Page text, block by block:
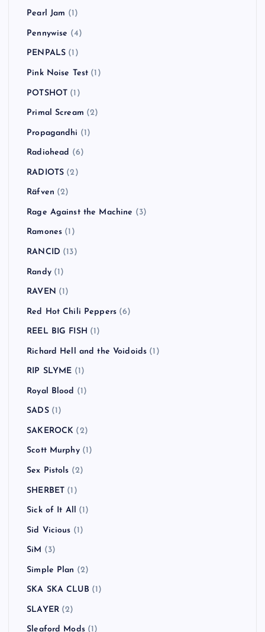
Pearl Jam (1)
Pennywise (4)
PENPALS (1)
Pink Noise Test (1)
POTSHOT (1)
Primal Scream (2)
Propagandhi (1)
Radiohead (6)
RADIOTS (2)
Räfven (2)
Rage Against the Machine (3)
Ramones (1)
RANCID (13)
Randy(1)
RAVEN (1)
Red Hot Chili Peppers (6)
REEL BIG FISH (1)
Richard Hell and the Voidoids (1)
RIP SLYME (1)
Royal Blood (1)
SADS(1)
SAKEROCK (2)
Scott Murphy(1)
Sex Pistols (2)
SHERBET (1)
Sick of It All (1)
Sid Vicious (1)
SiM (3)
Simple Plan (2)
SKA SKA CLUB (1)
SLAYER(2)
Sleaford Mods(1)